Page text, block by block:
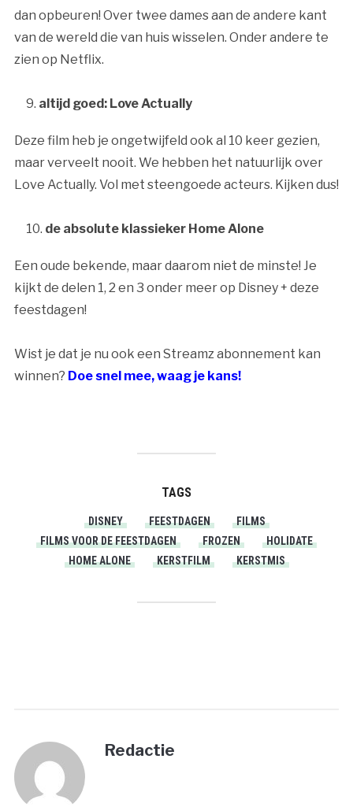
dan opbeuren! Over twee dames aan de andere kant
van de wereld die van huis wisselen. Onder andere te
zien op Netflix.
altijd goed: Love Actually
Deze film heb je ongetwijfeld ook al 10 keer gezien,
maar verveelt nooit. We hebben het natuurlijk over
Love Actually. Vol met steengoede acteurs. Kijken dus!
de absolute klassieker Home Alone
Een oude bekende, maar daarom niet de minste! Je
kijkt de delen 1, 2 en 3 onder meer op Disney + deze
feestdagen!
Wist je dat je nu ook een Streamz abonnement kan
winnen? Doe snel mee, waag je kans!
TAGS
DISNEY FEESTDAGEN
FILMS
FILMS VOOR DE FEESTDAGEN
FROZEN
HOLIDATE
HOME ALONE
KERSTFILM KERSTMIS
Redactie